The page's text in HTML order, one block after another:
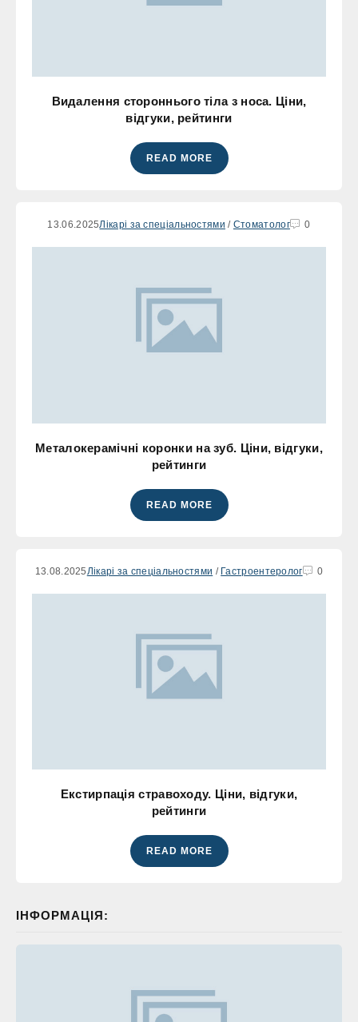
Видалення стороннього тіла з носа. Ціни,
відгуки, рейтинги
READ MORE
13.06.2025Лікарі за спеціальностями / Стоматолог 0
Металокерамічні коронки на зуб. Ціни, відгуки,
рейтинги
READ MORE
13.08.2025 Лікарі за спеціальностями / Гастроентеролог 0
Екстирпація стравоходу. Ціни, відгуки,
рейтинги
READ MORE
ІНФОРМАЦІЯ: